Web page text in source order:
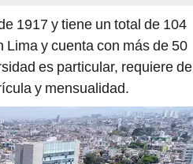
1917 y tiene un total de 104
y cuenta con más de 50
es particular, requiere de
y mensualidad.